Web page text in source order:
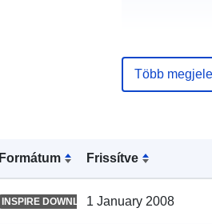
Formátum Frissítve
INSPIRE DOWNLOAD SERVICE
1 January 2008
Katalógus-
nyilvántartás:
Térbeli:
Több